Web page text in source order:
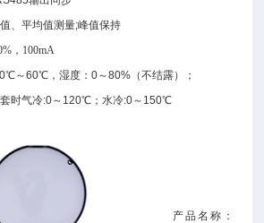
、平均值测量;峰值保持
， 100mA
～60℃，湿度：0～80%（不结露）；
时气冷:0～120℃；水冷:0～150℃
产品名称：